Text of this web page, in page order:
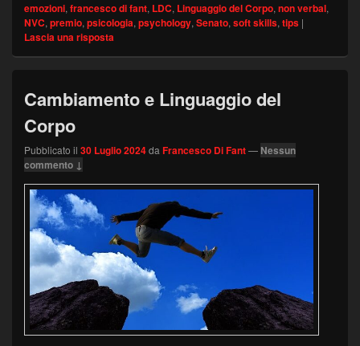
emozioni, francesco di fant, LDC, Linguaggio del Corpo, non verbal,
NVC, premio, psicologia, psychology, Senato, soft skills, tips |
Lascia una risposta
Cambiamento e Linguaggio del
Corpo
Pubblicato il 30 Luglio 2024da Francesco Di Fant— Nessun
commento ↓